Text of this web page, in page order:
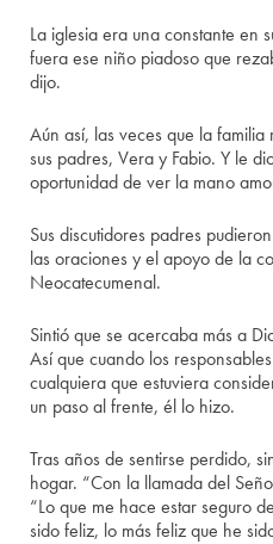
La iglesia era una constante en
fuera ese niño piadoso que
dijo.
Aún así, las veces que la
sus padres, Vera y Fabio. Y le
oportunidad de ver la mano
Sus discutidores padres
las oraciones y el apoyo de la
Neocatecumenal.
Sintió que se acercaba más a
Así que cuando los
cualquiera que estuviera
un paso al frente, él lo hizo.
Tras años de sentirse perdido,
hogar. “Con la llamada del
“Lo que me hace estar seguro
sido feliz, lo más feliz que he